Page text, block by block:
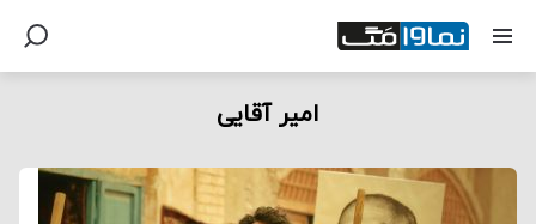
امیر آقایی